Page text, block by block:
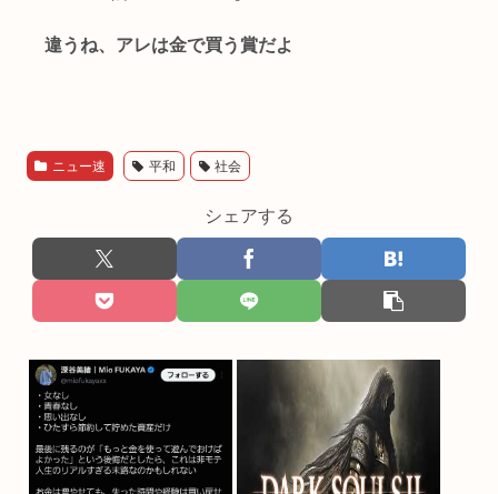
違うね、アレは金で買う賞だよ
ニュー速 平和 社会
シェアする